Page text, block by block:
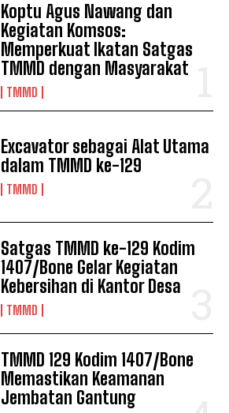
Koptu Agus Nawang dan
Kegiatan Komsos:
Memperkuat Ikatan Satgas
TMMD dengan Masyarakat
TMMD
Excavator sebagai Alat Utama
dalam TMMD ke-129
TMMD
Satgas TMMD ke-129 Kodim
1407/Bone Gelar Kegiatan
Kebersihan di Kantor Desa
TMMD
TMMD 129 Kodim 1407/Bone
Memastikan Keamanan
Jembatan Gantung